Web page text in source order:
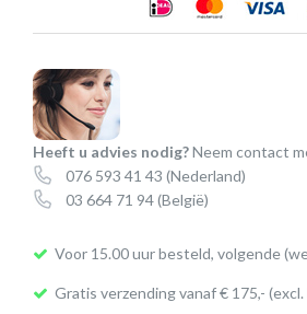
toetsenbord
aantal
Heeft u advies nodig?Neem contact
076 593 41 43 (Nederland)
03 664 71 94(België)
Voor 15.00 uur besteld, volgende
Gratis verzending vanaf € 175,-